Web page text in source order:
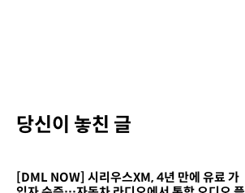
당신이 놓친 글
[DML NOW] 시리우스XM, 4년 만에 유료 가